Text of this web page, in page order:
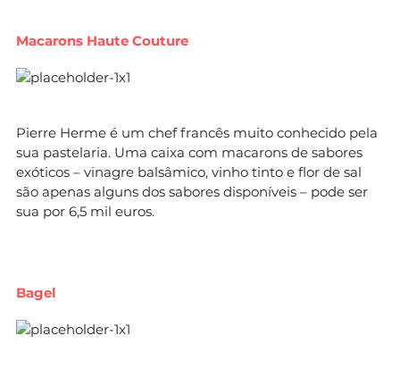
Macarons Haute Couture
Pierre Herme é um chef francês muito conhecido pela
sua pastelaria. Uma caixa com macarons de sabores
exóticos – vinagre balsâmico, vinho tinto e flor de sal
são apenas alguns dos sabores disponíveis – pode ser
sua por 6,5 mil euros.
Bagel